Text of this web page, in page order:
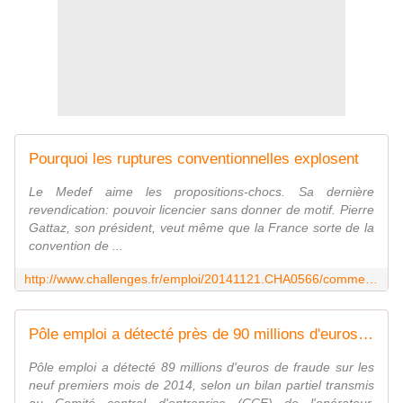
Pourquoi les ruptures conventionnelles explosent
Le Medef aime les propositions-chocs. Sa dernière
revendication: pouvoir licencier sans donner de motif. Pierre
Gattaz, son président, veut même que la France sorte de la
convention de ...
Pôle emploi a détecté près de 90 millions d'euros de fraude en 2014
Pôle emploi a détecté 89 millions d'euros de fraude sur les
neuf premiers mois de 2014, selon un bilan partiel transmis